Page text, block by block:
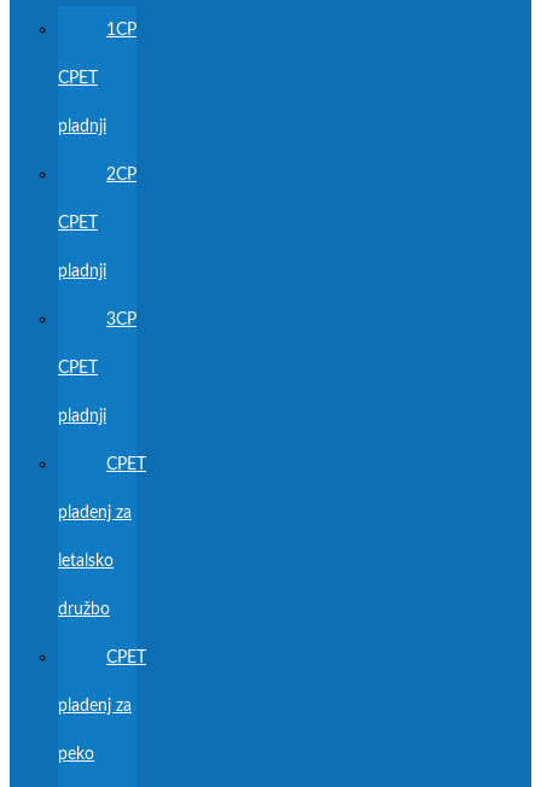
1CP
CPET
pladnji
2CP
CPET
pladnji
3CP
CPET
pladnji
CPET
pladenj za
letalsko
družbo
CPET
pladenj za
peko